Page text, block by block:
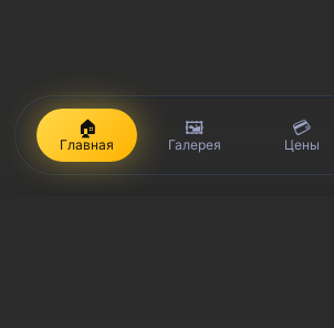
🏠
Главная
🖼️
Галерея
💳
Цены